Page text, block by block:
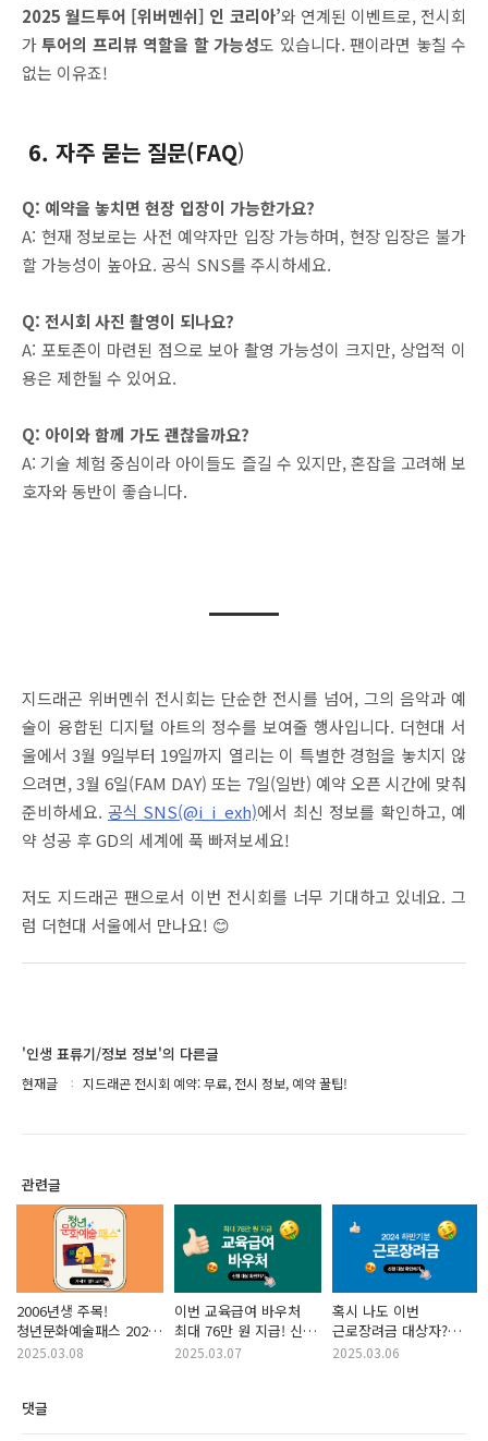
2025 월드투어 [위버멘쉬] 인 코리아’와 연계된 이벤트로, 전시회
가투어의 프리뷰 역할을 할 가능성도 있습니다. 팬이라면 놓칠 수
없는 이유죠!
6. 자주 묻는 질문(FAQ)
Q: 예약을 놓치면 현장 입장이 가능한가요?
A: 현재 정보로는 사전 예약자만 입장 가능하며, 현장 입장은 불가
할 가능성이 높아요. 공식 SNS를 주시하세요.
Q: 전시회 사진 촬영이 되나요?
A: 포토존이 마련된 점으로 보아 촬영 가능성이 크지만, 상업적 이
용은 제한될 수 있어요.
Q: 아이와 함께 가도 괜찮을까요?
A: 기술 체험 중심이라 아이들도 즐길 수 있지만, 혼잡을 고려해 보
호자와 동반이 좋습니다.
지드래곤 위버멘쉬 전시회는 단순한 전시를 넘어, 그의 음악과 예
술이 융합된 디지털 아트의 정수를 보여줄 행사입니다. 더현대 서
울에서 3월 9일부터 19일까지 열리는 이 특별한 경험을 놓치지 않
으려면, 3월 6일(FAM DAY) 또는 7일(일반) 예약 오픈 시간에 맞춰
준비하세요. 공식 SNS(@i_i_exh)에서 최신 정보를 확인하고, 예
약 성공 후 GD의 세계에 푹 빠져보세요!
저도 지드래곤 팬으로서 이번 전시회를 너무 기대하고 있네요. 그
럼 더현대 서울에서 만나요! 😊
'인생 표류기/정보 정보'의 다른글
현재글 지드래곤 전시회 예약: 무료, 전시 정보, 예약 꿀팁!
관련글
2006년생 주목!
청년문화예술패스 2025
신청 누리집
2025.03.08
이번 교육급여 바우처
최대 76만 원 지급! 신청
대상 & 사용처 총정리
2025.03.07
혹시 나도 이번
근로장려금 대상자?
지금 바로 확인하고
2025.03.06
댓글